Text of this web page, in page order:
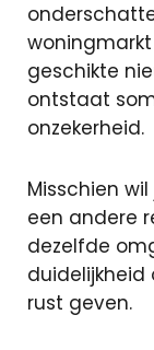
geschikte
ontstaat
onzekerheid.
Misschien
een andere
dezelfde
duidelijkheid
rust geven.